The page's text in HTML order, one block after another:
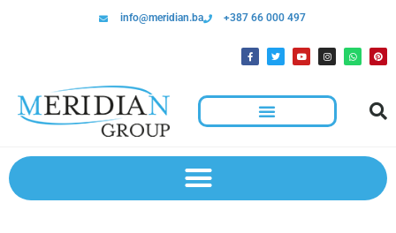
info@meridian.ba +387 66 000 497